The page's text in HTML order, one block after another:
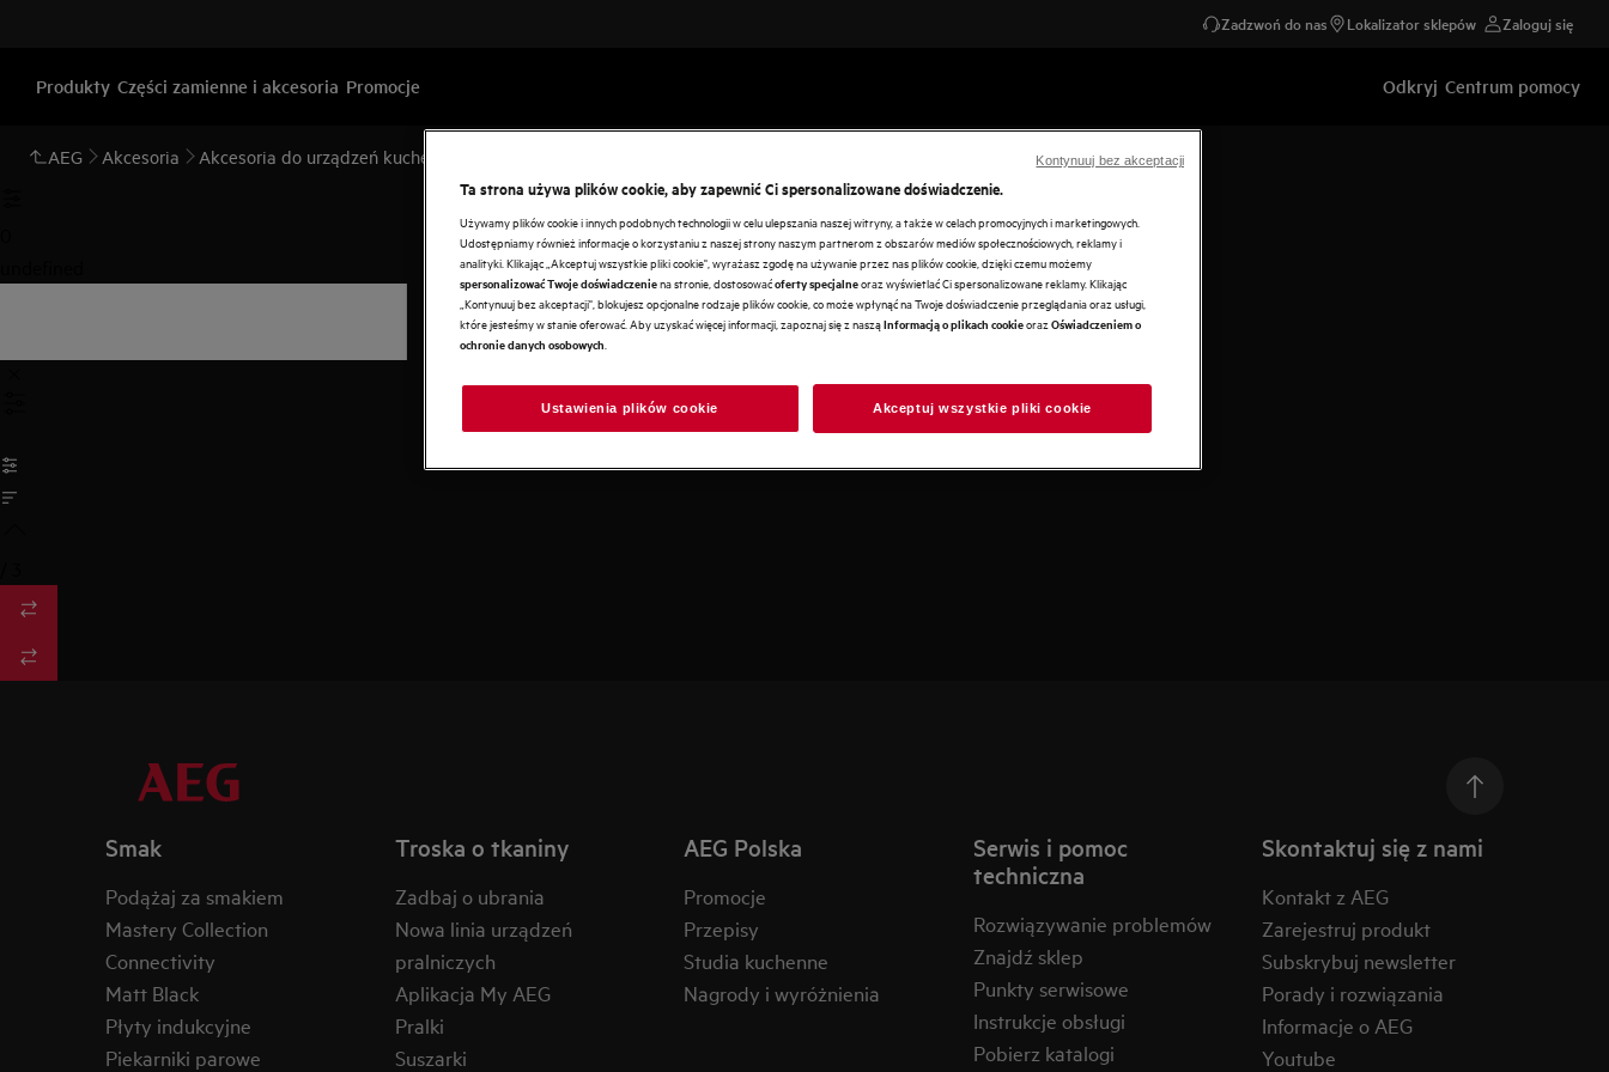
Zadzwoń do nas Lokalizator sklepów Zaloguj się
Produkty Części zamienne i akcesoria Promocje Odkryj Centrum pomocy
AEG Akcesoria Akcesoria do urządzeń kuchennych
Smak
Podążaj za smakiem
Mastery Collection
Connectivity
Matt Black
Płyty indukcyjne
Piekarniki parowe
Troska o tkaniny
Zadbaj o ubrania
Nowa linia urządzeń
pralniczych
Aplikacja My AEG
Pralki
Suszarki
AEG Polska
Promocje
Przepisy
Studia kuchenne
Nagrody i wyróżnienia
Serwis i pomoc
techniczna
Rozwiązywanie problemów
Znajdź sklep
Punkty serwisowe
Instrukcje obsługi
Pobierz katalogi
Skontaktuj się z nami
Kontakt z AEG
Zarejestruj produkt
Subskrybuj newsletter
Porady i rozwiązania
Informacje o AEG
Youtube
Ta strona używa plików cookie, aby zapewnić Ci spersonalizowane doświadczenie.
Używamy plików cookie i innych podobnych technologii w celu ulepszania naszej witryny, a także w celach promocyjnych i marketingowych.
Udostępniamy również informacje o korzystaniu z naszej strony naszym partnerom z obszarów mediów społecznościowych, reklamy i
analityki. Klikając „Akceptuj wszystkie pliki cookie", wyrażasz zgodę na używanie przez nas plików cookie, dzięki czemu możemy
spersonalizować Twoje doświadczeniena stronie, dostosowaćoferty specjalneoraz wyświetlać Ci spersonalizowane reklamy. Klikając
„Kontynuuj bez akceptacji", blokujesz opcjonalne rodzaje plików cookie, co może wpłynąć na Twoje doświadczenie przeglądania oraz usługi,
które jesteśmy w stanie oferować. Aby uzyskać więcej informacji, zapoznaj się z nasząInformacją o plikach cookieoraz Oświadczeniem o
ochronie danych osobowych
Ustawienia plików cookie Akceptuj wszystkie pliki cookie
Kontynuuj bez akceptacji